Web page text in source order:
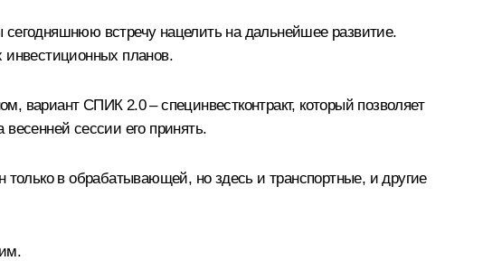
встречу нацелить на дальнейшее развитие.
планов.
СПИК 2.0 – специнвестконтракт, который позволяет
сессии его принять.
только в обрабатывающей, но здесь и транспортные, и другие